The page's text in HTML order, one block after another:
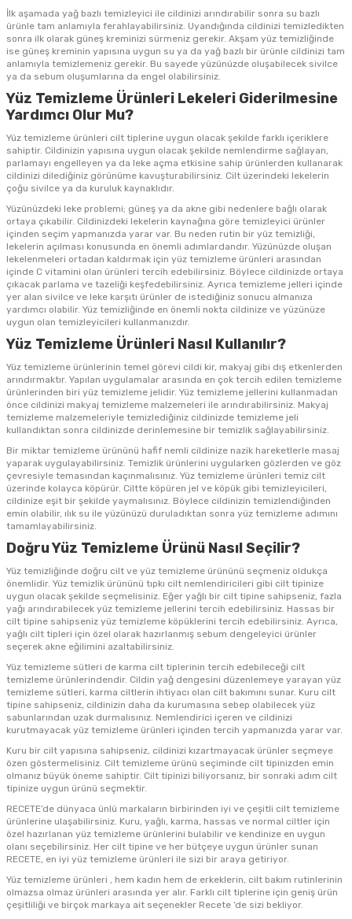
İlk aşamada yağ bazlı temizleyici ile cildinizi arındırabilir sonra su bazlı
ürünle tam anlamıyla ferahlayabilirsiniz. Uyandığında cildinizi temizledikten
sonra ilk olarak güneş kreminizi sürmeniz gerekir. Akşam yüz temizliğinde
ise güneş kreminin yapısına uygun su ya da yağ bazlı bir ürünle cildinizi tam
anlamıyla temizlemeniz gerekir. Bu sayede yüzünüzde oluşabilecek sivilce
ya da sebum oluşumlarına da engel olabilirsiniz.
Yüz Temizleme Ürünleri Lekeleri Giderilmesine
Yardımcı Olur Mu?
Yüz temizleme ürünleri cilt tiplerine uygun olacak şekilde farklı içeriklere
sahiptir. Cildinizin yapısına uygun olacak şekilde nemlendirme sağlayan,
parlamayı engelleyen ya da leke açma etkisine sahip ürünlerden kullanarak
cildinizi dilediğiniz görünüme kavuşturabilirsiniz. Cilt üzerindeki lekelerin
çoğu sivilce ya da kuruluk kaynaklıdır.
Yüzünüzdeki leke problemi; güneş ya da akne gibi nedenlere bağlı olarak
ortaya çıkabilir. Cildinizdeki lekelerin kaynağına göre temizleyici ürünler
içinden seçim yapmanızda yarar var. Bu neden rutin bir yüz temizliği,
lekelerin açılması konusunda en önemli adımlardandır. Yüzünüzde oluşan
lekelenmeleri ortadan kaldırmak için yüz temizleme ürünleri arasından
içinde C vitamini olan ürünleri tercih edebilirsiniz. Böylece cildinizde ortaya
çıkacak parlama ve tazeliği keşfedebilirsiniz. Ayrıca temizleme jelleri içinde
yer alan sivilce ve leke karşıtı ürünler de istediğiniz sonucu almanıza
yardımcı olabilir. Yüz temizliğinde en önemli nokta cildinize ve yüzünüze
uygun olan temizleyicileri kullanmanızdır.
Yüz Temizleme Ürünleri Nasıl Kullanılır?
Yüz temizleme ürünlerinin temel görevi cildi kir, makyaj gibi dış etkenlerden
arındırmaktır. Yapılan uygulamalar arasında en çok tercih edilen temizleme
ürünlerinden biri yüz temizleme jelidir. Yüz temizleme jellerini kullanmadan
önce cildinizi makyaj temizleme malzemeleri ile arındırabilirsiniz. Makyaj
temizleme malzemeleriyle temizlediğiniz cildinizde temizleme jeli
kullandıktan sonra cildinizde derinlemesine bir temizlik sağlayabilirsiniz.
Bir miktar temizleme ürününü hafif nemli cildinize nazik hareketlerle masaj
yaparak uygulayabilirsiniz. Temizlik ürünlerini uygularken gözlerden ve göz
çevresiyle temasından kaçınmalısınız. Yüz temizleme ürünleri temiz cilt
üzerinde kolayca köpürür. Ciltte köpüren jel ve köpük gibi temizleyicileri,
cildinize eşit bir şekilde yaymalısınız. Böylece cildinizin temizlendiğinden
emin olabilir, ılık su ile yüzünüzü duruladıktan sonra yüz temizleme adımını
tamamlayabilirsiniz.
Doğru Yüz Temizleme Ürünü Nasıl Seçilir?
Yüz temizliğinde doğru cilt ve yüz temizleme ürününü seçmeniz oldukça
önemlidir. Yüz temizlik ürününü tıpkı cilt nemlendiricileri gibi cilt tipinize
uygun olacak şekilde seçmelisiniz. Eğer yağlı bir cilt tipine sahipseniz, fazla
yağı arındırabilecek yüz temizleme jellerini tercih edebilirsiniz. Hassas bir
cilt tipine sahipseniz yüz temizleme köpüklerini tercih edebilirsiniz. Ayrıca,
yağlı cilt tipleri için özel olarak hazırlanmış sebum dengeleyici ürünler
seçerek akne eğilimini azaltabilirsiniz.
Yüz temizleme sütleri de karma cilt tiplerinin tercih edebileceği cilt
temizleme ürünlerindendir. Cildin yağ dengesini düzenlemeye yarayan yüz
temizleme sütleri, karma ciltlerin ihtiyacı olan cilt bakımını sunar. Kuru cilt
tipine sahipseniz, cildinizin daha da kurumasına sebep olabilecek yüz
sabunlarından uzak durmalısınız. Nemlendirici içeren ve cildinizi
kurutmayacak yüz temizleme ürünleri içinden tercih yapmanızda yarar var.
Kuru bir cilt yapısına sahipseniz, cildinizi kızartmayacak ürünler seçmeye
özen göstermelisiniz. Cilt temizleme ürünü seçiminde cilt tipinizden emin
olmanız büyük öneme sahiptir. Cilt tipinizi biliyorsanız, bir sonraki adım cilt
tipinize uygun ürünü seçmektir.
RECETE’de dünyaca ünlü markaların birbirinden iyi ve çeşitli cilt temizleme
ürünlerine ulaşabilirsiniz. Kuru, yağlı, karma, hassas ve normal ciltler için
özel hazırlanan yüz temizleme ürünlerini bulabilir ve kendinize en uygun
olanı seçebilirsiniz. Her cilt tipine ve her bütçeye uygun ürünler sunan
RECETE, en iyi yüz temizleme ürünleri ile sizi bir araya getiriyor.
Yüz temizleme ürünleri , hem kadın hem de erkeklerin, cilt bakım rutinlerinin
olmazsa olmaz ürünleri arasında yer alır. Farklı cilt tiplerine için geniş ürün
çeşitliliği ve birçok markaya ait seçenekler Recete ‘de sizi bekliyor.